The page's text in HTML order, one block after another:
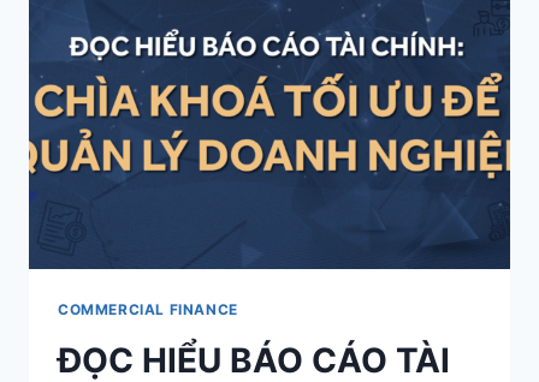
TRÌNH
VÀ
PHƯƠNG
PHÁP
DỰ
BÁO
DOANH
HAY
COMMERCIAL FINANCE
ĐỌC HIỂU BÁO CÁO TÀI